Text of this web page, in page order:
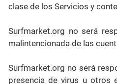
clase de los Servicios y
Surfmarket.org no será
malintencionada de las
Surfmarket.org no será
presencia de virus u otros